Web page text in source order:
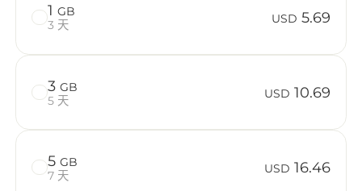
如何享受
在 Chile
1 GB
3 天
USD 5.69
3 GB
5 天
USD 10.69
5 GB
7 天
USD 16.46